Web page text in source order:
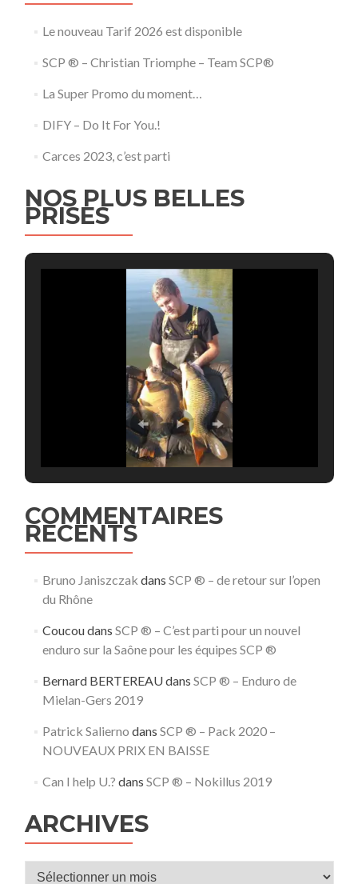
Le nouveau Tarif 2026 est disponible
SCP ® – Christian Triomphe – Team SCP®
La Super Promo du moment…
DIFY – Do It For You.!
Carces 2023, c’est parti
NOS PLUS BELLES
PRISES
COMMENTAIRES
RECENTS
Bruno Janiszczak dans SCP ® – de retour sur l’open
du Rhône
Coucoudans SCP ® – C’est parti pour un nouvel
enduro sur la Saône pour les équipes SCP ®
Bernard BERTEREAUdans SCP ® – Enduro de
Mielan-Gers 2019
Patrick Salierno dans SCP ® – Pack 2020 –
NOUVEAUX PRIX EN BAISSE
Can I help U.? dans SCP ® – Nokillus 2019
ARCHIVES
Archives